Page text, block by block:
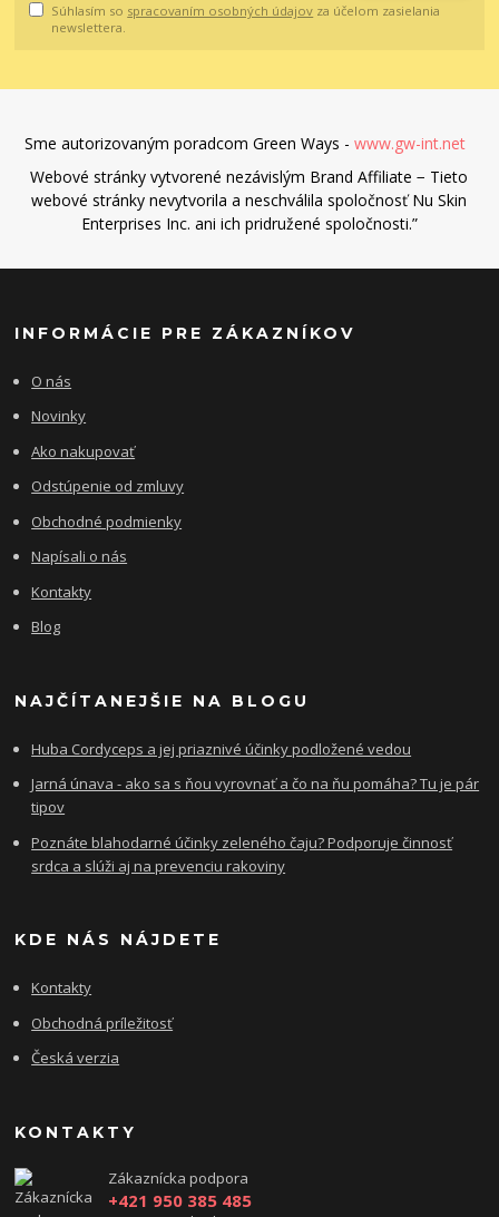
Súhlasím so spracovaním osobných údajov za účelom zasielania
newslettera.
Sme autorizovaným poradcom Green Ways - www.gw-int.net
Webové stránky vytvorené nezávislým Brand Affiliate − Tieto
webové stránky nevytvorila a neschválila spoločnosť Nu Skin
Enterprises Inc. ani ich pridružené spoločnosti.”
INFORMÁCIE PRE ZÁKAZNÍKOV
O nás
Novinky
Ako nakupovať
Odstúpenie od zmluvy
Obchodné podmienky
Napísali o nás
Kontakty
Blog
NAJČÍTANEJŠIE NA BLOGU
Huba Cordyceps a jej priaznivé účinky podložené vedou
Jarná únava - ako sa s ňou vyrovnať a čo na ňu pomáha? Tu je pár
tipov
Poznáte blahodarné účinky zeleného čaju? Podporuje činnosť
srdca a slúži aj na prevenciu rakoviny
KDE NÁS NÁJDETE
Kontakty
Obchodná príležitosť
Česká verzia
KONTAKTY
Zákaznícka podpora
+421 950 385 485